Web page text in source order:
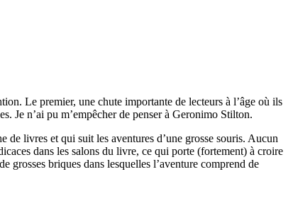
Le premier, une chute importante de lecteurs à l’âge où ils
Je n’ai pu m’empêcher de penser à Geronimo Stilton.
de livres et qui suit les aventures d’une grosse souris. Aucun
dans les salons du livre, ce qui porte (fortement) à croire
grosses briques dans lesquelles l’aventure comprend de